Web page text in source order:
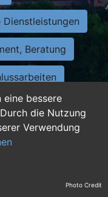
eine bessere
die Nutzung
Verwendung
Dienstleistungen
Beratung
Photo Credit